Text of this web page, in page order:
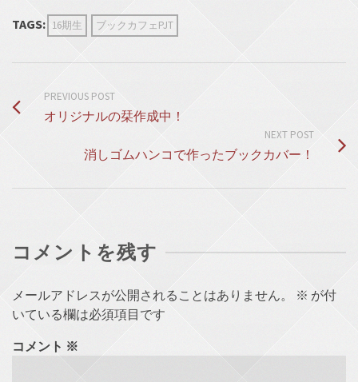
TAGS: 16期生 ブックカフェPJT
PREVIOUS POST
オリジナルの栞作成中！
NEXT POST
消しゴムハンコで作ったブックカバー！
コメントを残す
メールアドレスが公開されることはありません。 ※ が付
いている欄は必須項目です
コメント ※